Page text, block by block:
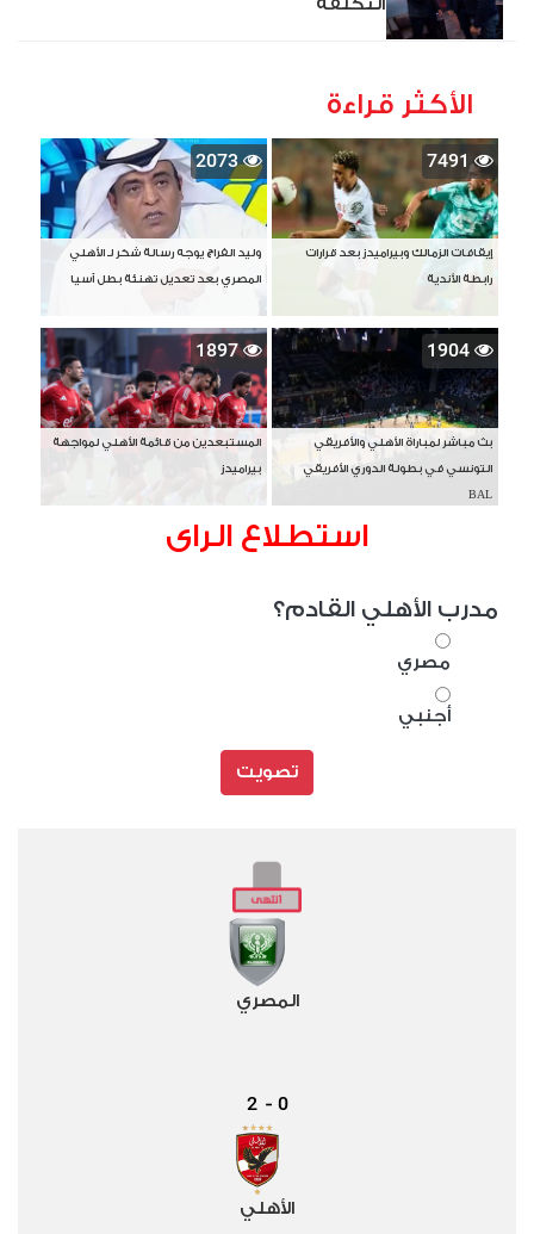
التكلفة
الأكثر قراءة
7491
إيقافات الزمالك وبيراميدز بعد قرارات
رابطة الأندية
2073
وليد الفراج يوجه رسالة شكر لـ الأهلي
المصري بعد تعديل تهنئة بطل آسيا
1904
بث مباشر لمباراة الأهلي والأفريقي
التونسي في بطولة الدوري الأفريقي
BAL
1897
المستبعدين من قائمة الأهلي لمواجهة
بيراميدز
استطلاع الراى
مدرب الأهلي القادم؟
مصري
أجنبي
تصويت
المصري
0
-
2
الأهلي